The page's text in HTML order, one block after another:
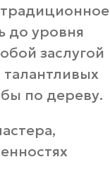
до уровня
заслугой
по дереву.